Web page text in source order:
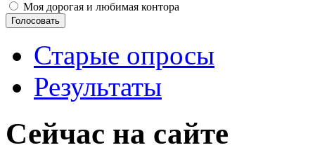
Моя дорогая и любимая контора
Старые опросы
Результаты
Сейчас на сайте